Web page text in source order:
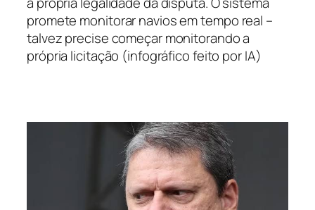
promete monitorar navios em tempo real –
talvez precise começar monitorando a
própria licitação (infográfico feito por IA)